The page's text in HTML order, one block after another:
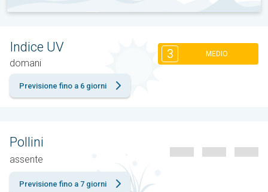
Indice UV
domani
3 MEDIO
Previsione fino a 6 giorni
Pollini
assente
Previsione fino a 7 giorni